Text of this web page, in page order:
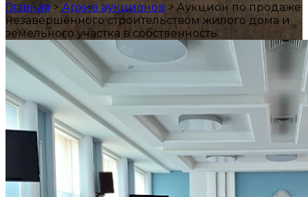
Главная > Архив аукционов >Аукцион по продаже
незавершённого строительством жилого дома и
земельного участка в собственность